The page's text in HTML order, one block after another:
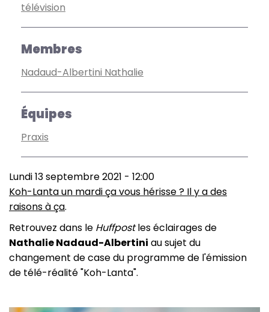
télévision
Membres
Nadaud-Albertini Nathalie
Équipes
Praxis
Lundi 13 septembre 2021 - 12:00
Koh-Lanta un mardi ça vous hérisse ? Il y a des
raisons à ça.
Retrouvez dans le Huffpostles éclairages de
Nathalie Nadaud-Albertini au sujet du
changement de case du programme de l'émission
de télé-réalité "Koh-Lanta".